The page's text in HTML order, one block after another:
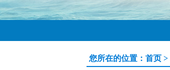
您所在的位置： 首页 >